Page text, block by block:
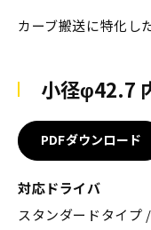
カーブ搬送に特化し
小径φ42.7
PDFダウンロード
対応ドライバ
スタンダードタイプ